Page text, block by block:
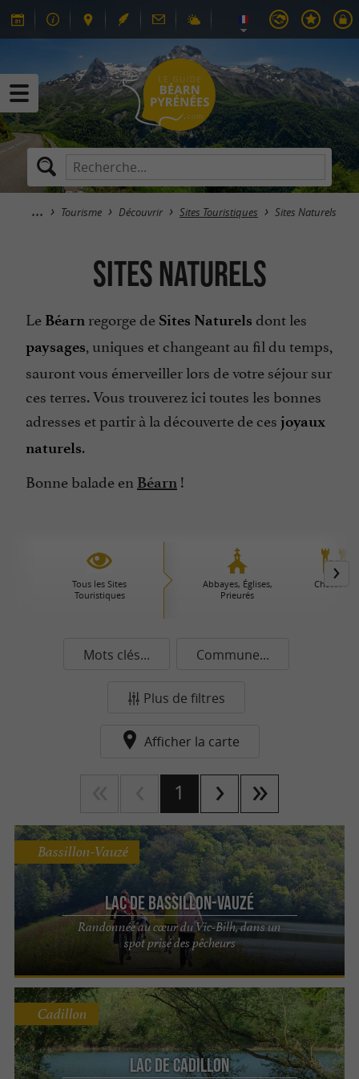
Tourisme Découvrir Sites Touristiques Sites Naturels
Sites Naturels
Le Béarn regorge de Sites Naturels dont les
paysages, uniques et changeant au fil du temps,
sauront vous émerveiller lors de votre séjour sur
ces terres. Vous trouverez ici toutes les bonnes
adresses et partir à la découverte de ces joyaux
naturels.
Bonne balade en Béarn !
Tous les Sites
Touristiques
Abbayes, Églises,
Prieurés
Châteaux
Mots clés... Commune...
Plus de filtres
Afficher la carte
1
Lac de Bassillon-Vauzé
Randonnée au cœur du Vic-Bilh, dans un
spot prisé des pêcheurs
Bassillon-Vauzé
Lac de Cadillon
Cadillon